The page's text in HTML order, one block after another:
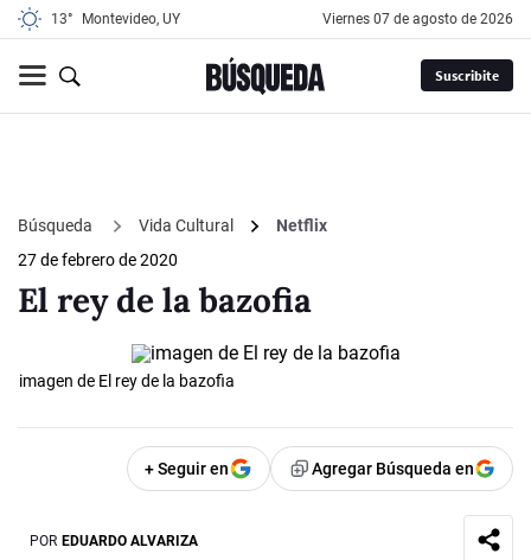
13° Montevideo, UY viernes 07 de agosto de 2026
Suscribite
Búsqueda Vida Cultural
Netflix
27 de febrero de 2020
El rey de la bazofia
imagen de El rey de la bazofia
+ Seguir en Agregar Búsqueda en
POR EDUARDO ALVARIZA